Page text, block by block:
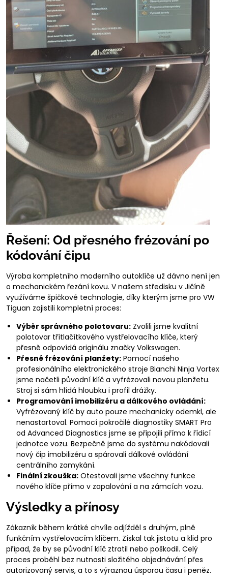
Řešení: Od přesného frézování po
kódování čipu
Výroba kompletního moderního autoklíče už dávno není jen
o mechanickém řezání kovu. V našem středisku v Jičíně
využíváme špičkové technologie, díky kterým jsme pro VW
Tiguan zajistili kompletní proces:
Výběr správného polotovaru: Zvolili jsme kvalitní
polotovar třítlačítkového vystřelovacího klíče, který
přesně odpovídá originálu značky Volkswagen.
Přesné frézování planžety: Pomocí našeho
profesionálního elektronického stroje Bianchi Ninja Vortex
jsme načetli původní klíč a vyfrézovali novou planžetu.
Stroj si sám hlídá hloubku i profil drážky.
Programování imobilizéru a dálkového ovládání:
Vyfrézovaný klíč by auto pouze mechanicky odemkl, ale
nenastartoval. Pomocí pokročilé diagnostiky SMART Pro
od Advanced Diagnostics jsme se připojili přímo k řídicí
jednotce vozu. Bezpečně jsme do systému nakódovali
nový čip imobilizéru a spárovali dálkové ovládání
centrálního zamykání.
Finální zkouška: Otestovali jsme všechny funkce
nového klíče přímo v zapalování a na zámcích vozu.
Výsledky a přínosy
Zákazník během krátké chvíle odjížděl s druhým, plně
funkčním vystřelovacím klíčem. Získal tak jistotu a klid pro
případ, že by se původní klíč ztratil nebo poškodil. Celý
proces proběhl bez nutnosti složitého objednávání přes
autorizovaný servis, a to s výraznou úsporou času i peněz.